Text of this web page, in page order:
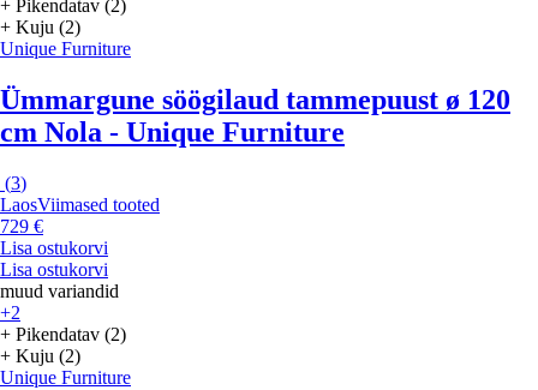
+ Pikendatav (2)
+ Kuju (2)
Unique Furniture
Ümmargune söögilaud tammepuust ø 120
cm Nola - Unique Furniture
(3)
LaosViimased tooted
729 €
Lisa ostukorvi
Lisa ostukorvi
muud variandid
+2
+ Pikendatav (2)
+ Kuju (2)
Unique Furniture